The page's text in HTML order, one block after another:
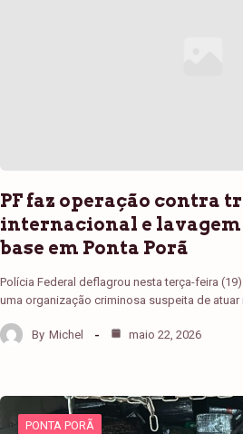
PF faz operação contra
internacional e
base em Ponta Porã
Polícia Federal deflagrou nesta terça-feira
uma organização criminosa suspeita de
By Michel maio 22, 2026
PONTA PORÃ